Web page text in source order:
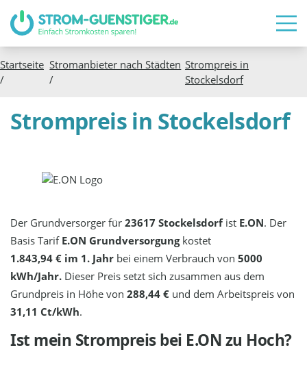
Startseite
/
Stromanbieter nach Städten
/
Strompreis in
Stockelsdorf
Strompreis in Stockelsdorf
Der Grundversorger für23617 Stockelsdorfist E.ON. Der
Basis Tarif E.ON Grundversorgungkostet
1.843,94 € im 1. Jahr bei einem Verbrauch von5000
kWh/Jahr. Dieser Preis setzt sich zusammen aus dem
Grundpreis in Höhe von288,44 € und dem Arbeitspreis von
31,11 Ct/kWh.
Ist mein Strompreis bei E.ONzu Hoch?